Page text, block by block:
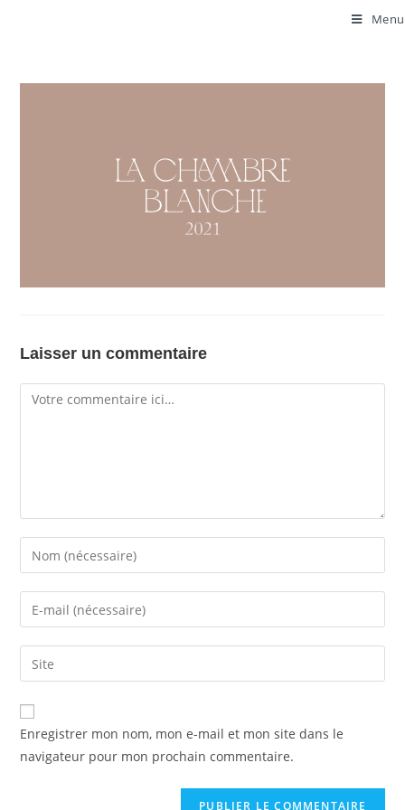
Menu
Laisser un commentaire
Enregistrer mon nom, mon e-mail et mon site dans le
navigateur pour mon prochain commentaire.